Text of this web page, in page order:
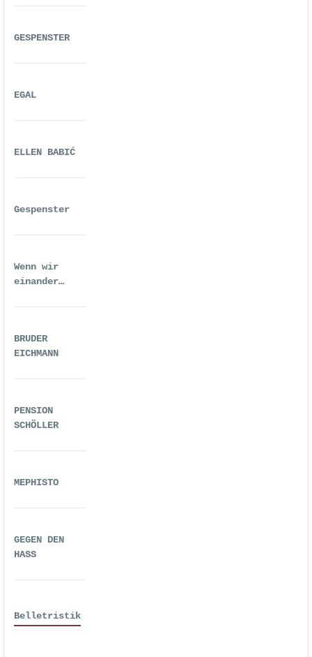
GESPENSTER
EGAL
ELLEN BABIĆ
Gespenster
Wenn wir
einander
BRUDER
EICHMANN
PENSION
SCHÖLLER
MEPHISTO
GEGEN DEN
HASS
Belletristik